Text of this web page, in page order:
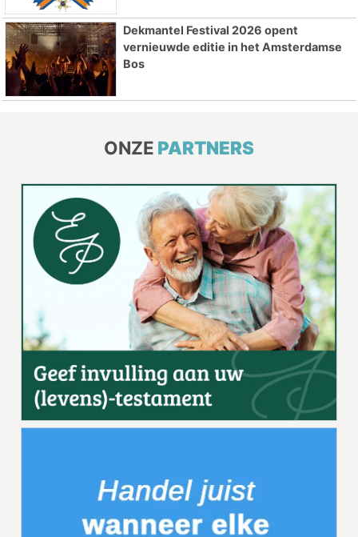
Dekmantel Festival 2026 opent
vernieuwde editie in het Amsterdamse
Bos
ONZE PARTNERS